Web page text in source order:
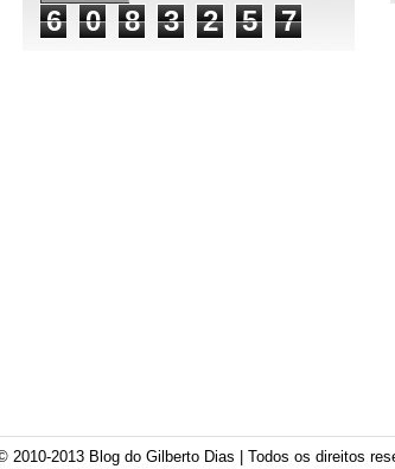
6 0 8 3 2 5 7
2010-2013 Blog do Gilberto Dias | Todos os direitos